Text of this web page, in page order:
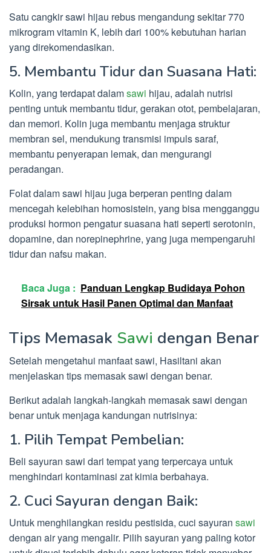
Satu cangkir sawi hijau rebus mengandung sekitar 770
mikrogram vitamin K, lebih dari 100% kebutuhan harian
yang direkomendasikan.
5. Membantu Tidur dan Suasana Hati:
Kolin, yang terdapat dalamsawi hijau, adalah nutrisi
penting untuk membantu tidur, gerakan otot, pembelajaran,
dan memori. Kolin juga membantu menjaga struktur
membran sel, mendukung transmisi impuls saraf,
membantu penyerapan lemak, dan mengurangi
peradangan.
Folat dalam sawi hijau juga berperan penting dalam
mencegah kelebihan homosistein, yang bisa mengganggu
produksi hormon pengatur suasana hati seperti serotonin,
dopamine, dan norepinephrine, yang juga mempengaruhi
tidur dan nafsu makan.
Baca Juga : Panduan Lengkap Budidaya Pohon
Sirsak untuk Hasil Panen Optimal dan Manfaat
Tips Memasak Sawi dengan Benar
Setelah mengetahui manfaat sawi, Hasiltani akan
menjelaskan tips memasak sawi dengan benar.
Berikut adalah langkah-langkah memasak sawi dengan
benar untuk menjaga kandungan nutrisinya:
1. Pilih Tempat Pembelian:
Beli sayuran sawi dari tempat yang terpercaya untuk
menghindari kontaminasi zat kimia berbahaya.
2. Cuci Sayuran dengan Baik:
Untuk menghilangkan residu pestisida, cuci sayuran sawi
dengan air yang mengalir. Pilih sayuran yang paling kotor